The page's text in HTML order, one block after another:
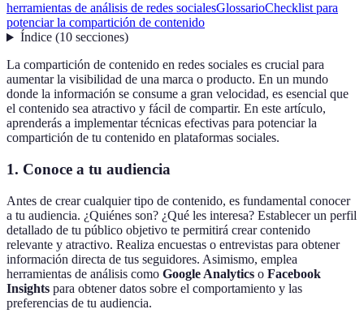
herramientas de análisis de redes socialesGlossarioChecklist para
potenciar la compartición de contenido
Índice(10 secciones)
La compartición de contenido en redes sociales es crucial para
aumentar la visibilidad de una marca o producto. En un mundo
donde la información se consume a gran velocidad, es esencial que
el contenido sea atractivo y fácil de compartir. En este artículo,
aprenderás a implementar técnicas efectivas para potenciar la
compartición de tu contenido en plataformas sociales.
1. Conoce a tu audiencia
Antes de crear cualquier tipo de contenido, es fundamental conocer
a tu audiencia. ¿Quiénes son? ¿Qué les interesa? Establecer un perfil
detallado de tu público objetivo te permitirá crear contenido
relevante y atractivo. Realiza encuestas o entrevistas para obtener
información directa de tus seguidores. Asimismo, emplea
herramientas de análisis como Google Analytics o Facebook
Insights para obtener datos sobre el comportamiento y las
preferencias de tu audiencia.